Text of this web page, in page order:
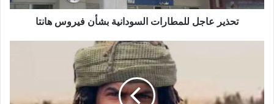
تحذير عاجل للمطارات السودانية بشأن فيروس هانتا
تصفية